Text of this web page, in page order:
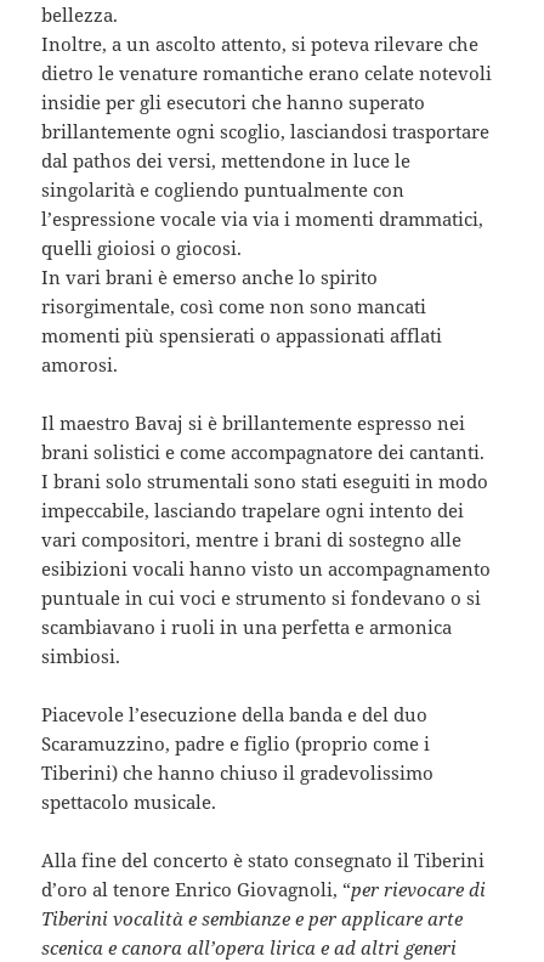
bellezza.
Inoltre, a un ascolto attento, si poteva rilevare che
dietro le venature romantiche erano celate notevoli
insidie per gli esecutori che hanno superato
brillantemente ogni scoglio, lasciandosi trasportare
dal pathos dei versi, mettendone in luce le
singolarità e cogliendo puntualmente con
l’espressione vocale via via i momenti drammatici,
quelli gioiosi o giocosi.
In vari brani è emerso anche lo spirito
risorgimentale, così come non sono mancati
momenti più spensierati o appassionati afflati
amorosi.
Il maestro Bavaj si è brillantemente espresso nei
brani solistici e come accompagnatore dei cantanti.
I brani solo strumentali sono stati eseguiti in modo
impeccabile, lasciando trapelare ogni intento dei
vari compositori, mentre i brani di sostegno alle
esibizioni vocali hanno visto un accompagnamento
puntuale in cui voci e strumento si fondevano o si
scambiavano i ruoli in una perfetta e armonica
simbiosi.
Piacevole l’esecuzione della banda e del duo
Scaramuzzino, padre e figlio (proprio come i
Tiberini) che hanno chiuso il gradevolissimo
spettacolo musicale.
Alla fine del concerto è stato consegnato il Tiberini
d’oro al tenore Enrico Giovagnoli, “per rievocare di
Tiberini vocalità e sembianze e per applicare arte
scenica e canora all’opera lirica e ad altri generi